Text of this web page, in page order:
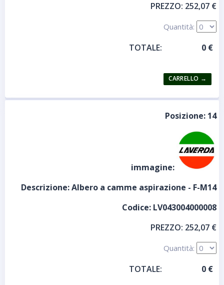
PREZZO: 252,07 €
Quantità:
TOTALE:
Posizione: 14
immagine:
Descrizione:Albero a camme aspirazione - F-M14
Codice: LV043004000008
PREZZO: 252,07 €
Quantità:
TOTALE: